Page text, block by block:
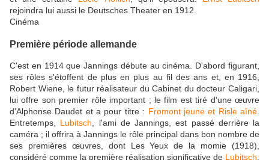
rejoindra lui aussi le Deutsches Theater en 1912.
Cinéma
Première période allemande
C'est en 1914 que Jannings débute au cinéma. D'abord figurant,
ses rôles s'étoffent de plus en plus au fil des ans et, en 1916,
Robert Wiene, le futur réalisateur du Cabinet du docteur Caligari,
lui offre son premier rôle important ; le film est tiré d'une œuvre
d'Alphonse Daudet et a pour titre : Fromont jeune et Risle aîné.
Entretemps, Lubitsch, l'ami de Jannings, est passé derrière la
caméra ; il offrira à Jannings le rôle principal dans bon nombre de
ses premières œuvres, dont Les Yeux de la momie (1918),
considéré comme la première réalisation significative de Lubitsch.